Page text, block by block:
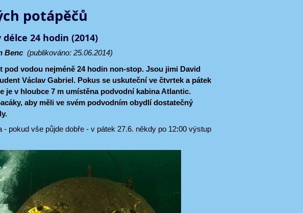
potápěčů
24 hodin (2014)
Benc (publikováno: 25.06.2014)
vodou nejméně 24 hodin non-stop. Jsou jimi David
Václav Gabriel. Pokus se uskuteční ve čtvrtek a pátek
je v hloubce 7 m umístěna podvodní kabina Atlantic.
aby měli ve svém podvodním obydlí dostatečný
pokud vše půjde dobře - v pátek 27.6. někdy po 12:00 výstup